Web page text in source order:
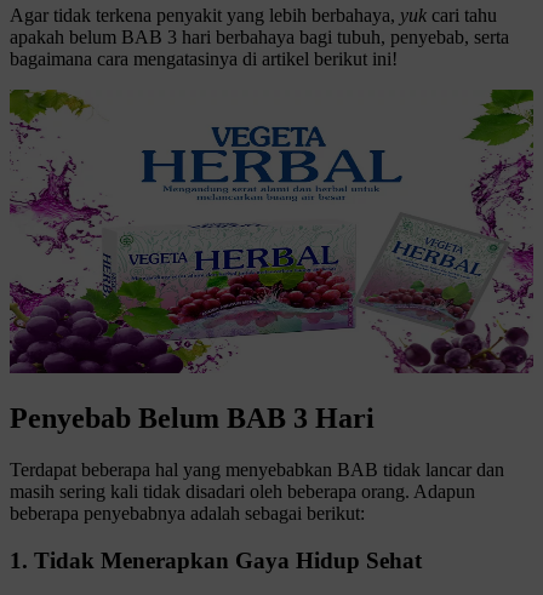
Agar tidak terkena penyakit yang lebih berbahaya, yuk cari tahu
apakah belum BAB 3 hari berbahaya bagi tubuh, penyebab, serta
bagaimana cara mengatasinya di artikel berikut ini!
Penyebab Belum BAB 3 Hari
Terdapat beberapa hal yang menyebabkan BAB tidak lancar dan
masih sering kali tidak disadari oleh beberapa orang. Adapun
beberapa penyebabnya adalah sebagai berikut:
1. Tidak Menerapkan Gaya Hidup Sehat